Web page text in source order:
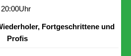
20:00Uhr
Fortgeschrittene und
Profis